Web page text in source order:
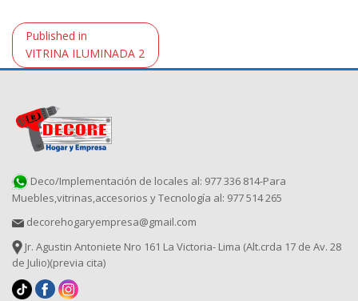
Navegación
de
entradas
Published in
VITRINA ILUMINADA 2
Deco/Implementación de locales al: 977 336 814-Para
Muebles,vitrinas,accesorios y Tecnología al: 977 514 265
decorehogaryempresa@gmail.com
Jr. Agustin Antoniete Nro 161 La Victoria- Lima (Alt.crda 17 de Av. 28
de Julio)(previa cita)